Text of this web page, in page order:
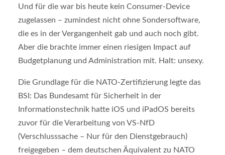
Und für die war bis heute kein Consumer-Device
zugelassen – zumindest nicht ohne Sondersoftware,
die es in der Vergangenheit gab und auch noch gibt.
Aber die brachte immer einen riesigen Impact auf
Budgetplanung und Administration mit. Halt: unsexy.
Die Grundlage für die NATO-Zertifizierung legte das
BSI: Das Bundesamt für Sicherheit in der
Informationstechnik hatte iOS und iPadOS bereits
zuvor für die Verarbeitung von VS-NfD
(Verschlusssache – Nur für den Dienstgebrauch)
freigegeben – dem deutschen Äquivalent zu NATO